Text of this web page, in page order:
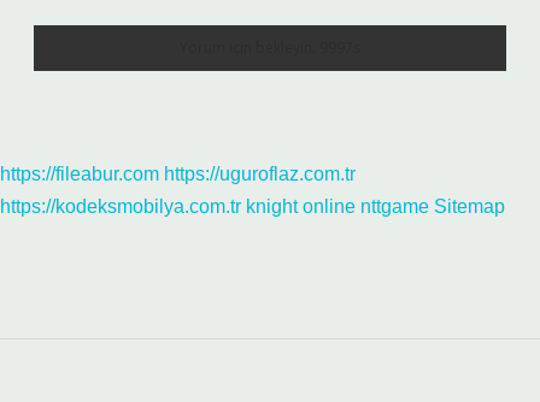
https://fileabur.com https://uguroflaz.com.tr
https://kodeksmobilya.com.tr knight online nttgame Sitemap